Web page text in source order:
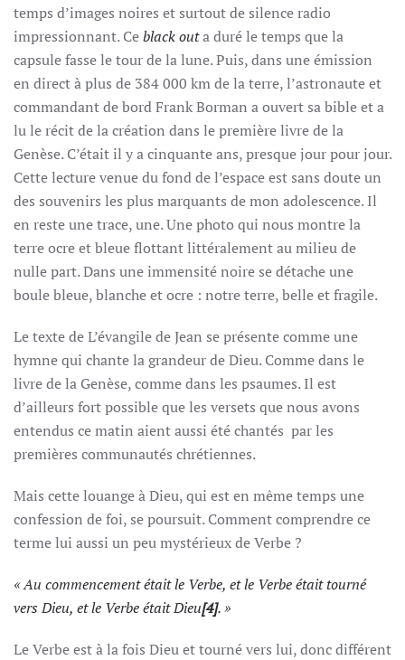
temps d’images noires et surtout de silence radio
impressionnant. Ceblack outa duré le temps que la
capsule fasse le tour de la lune. Puis, dans une émission
en direct à plus de 384 000 km de la terre, l’astronaute et
commandant de bord Frank Borman a ouvert sa bible et a
lu le récit de la création dans le première livre de la
Genèse. C’était il y a cinquante ans, presque jour pour jour.
Cette lecture venue du fond de l’espace est sans doute un
des souvenirs les plus marquants de mon adolescence. Il
en reste une trace, une. Une photo qui nous montre la
terre ocre et bleue flottant littéralement au milieu de
nulle part. Dans une immensité noire se détache une
boule bleue, blanche et ocre : notre terre, belle et fragile.
Le texte de L’évangile de Jean se présente comme une
hymne qui chante la grandeur de Dieu. Comme dans le
livre de la Genèse, comme dans les psaumes. Il est
d’ailleurs fort possible que les versets que nous avons
entendus ce matin aient aussi été chantés par les
premières communautés chrétiennes.
Mais cette louange à Dieu, qui est en même temps une
confession de foi, se poursuit. Comment comprendre ce
terme lui aussi un peu mystérieux de Verbe ?
« Au commencement était le Verbe, et le Verbe était tourné
vers Dieu, et le Verbe était Dieu[4]. »
Le Verbe est à la fois Dieu et tourné vers lui, donc différent